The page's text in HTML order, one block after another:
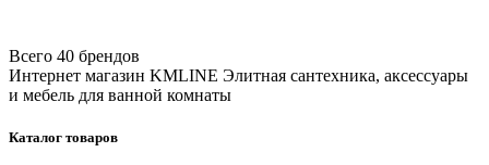
Всего 40 брендов
Интернет магазин KMLINE Элитная сантехника, аксессуары
и мебель для ванной комнаты
Каталог товаров